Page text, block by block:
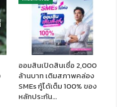
การฝึกอบรม เพื่อเสริมศักยภาพ
ประกันชีวิต (ไทยแลนด์) ประสบความ
งตัวแทนจำหน่าย โดยมีผลงานที่โดด
ประโยชน์ฝ่ายขาย
งทีมงานให้เติบโตได้อย่างมั่นคงและ
แทนมืออาชีพ (Professional
หรียญโต๊ะกลม หรือ Million Dollar
ออมสินเปิดสินเชื่อ 2,000
ล้านบาท เติมสภาพคล่อง
SMEs กู้ได้เต็ม 100% ของ
หลักประกัน…